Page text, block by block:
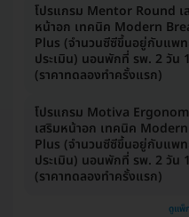
โปรแกรม Mentor Round เ
หน้าอก เทคนิค Modern
Plus (จำนวนซีซีขึ้นอยู่กับแพ
ประเมิน) นอนพักที่ รพ. 2 วัน
(ราคาทดลองทำครั้งแรก)
โปรแกรม Motiva
เสริมหน้าอก เทคนิค
Plus (จำนวนซีซีขึ้นอยู่กับแพ
ประเมิน) นอนพักที่ รพ. 2 วัน
(ราคาทดลองทำครั้งแรก)
ดูแพ็